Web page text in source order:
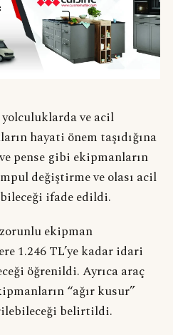
ve acil
hayati önem taşıdığına
pense gibi ekipmanların
değiştirme ve olası acil
ifade edildi.
ekipman
1.246 TL’ye kadar idari
öğrenildi. Ayrıca araç
“ağır kusur”
belirtildi.